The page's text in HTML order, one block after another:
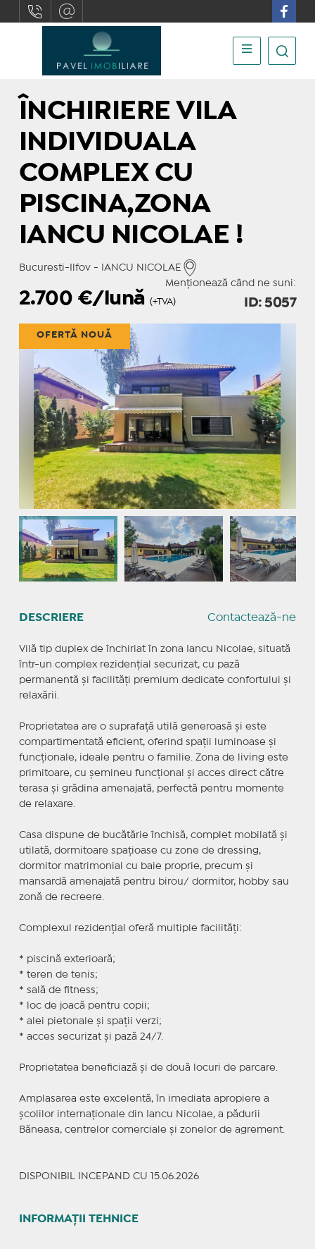
ÎNCHIRIERE VILA
INDIVIDUALA
COMPLEX CU
PISCINA,ZONA
IANCU NICOLAE !
Bucuresti-Ilfov - IANCU NICOLAE
Menționează când ne suni:
2.700 €/lună (+TVA) ID: 5057
OFERTĂ NOUĂ
DESCRIERE Contactează-ne
Vilă tip duplex de închiriat în zona Iancu Nicolae, situată
într-un complex rezidențial securizat, cu pază
permanentă și facilități premium dedicate confortului și
relaxării.
Proprietatea are o suprafață utilă generoasă și este
compartimentată eficient, oferind spații luminoase și
funcționale, ideale pentru o familie. Zona de living este
primitoare, cu șemineu funcțional și acces direct către
terasa și grădina amenajată, perfectă pentru momente
de relaxare.
Casa dispune de bucătărie închisă, complet mobilată și
utilată, dormitoare spațioase cu zone de dressing,
dormitor matrimonial cu baie proprie, precum și
mansardă amenajată pentru birou/ dormitor, hobby sau
zonă de recreere.
Complexul rezidențial oferă multiple facilități:
* piscină exterioară;
* teren de tenis;
* sală de fitness;
* loc de joacă pentru copii;
* alei pietonale și spații verzi;
* acces securizat și pază 24/7.
Proprietatea beneficiază și de două locuri de parcare.
Amplasarea este excelentă, în imediata apropiere a
școlilor internaționale din Iancu Nicolae, a pădurii
Băneasa, centrelor comerciale și zonelor de agrement.
DISPONIBIL INCEPAND CU 15.06.2026
INFORMAȚII TEHNICE